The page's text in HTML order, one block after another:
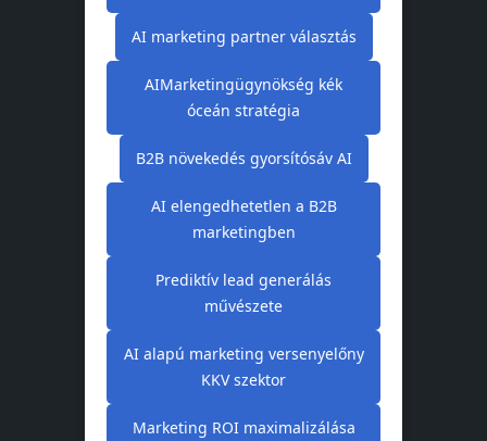
AI marketing partner választás
AIMarketingügynökség kék
óceán stratégia
B2B növekedés gyorsítósáv AI
AI elengedhetetlen a B2B
marketingben
Prediktív lead generálás
művészete
AI alapú marketing versenyelőny
KKV szektor
Marketing ROI maximalizálása